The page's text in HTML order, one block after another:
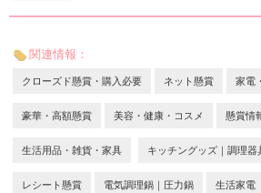
関連情報：
クローズド懸賞・購入必要 ネット懸賞 家電
豪華・高額懸賞 美容・健康・コスメ 懸賞情
生活用品・雑貨・家具 キッチングッズ｜調理器
レシート懸賞 電気調理鍋｜圧力鍋 生活家電